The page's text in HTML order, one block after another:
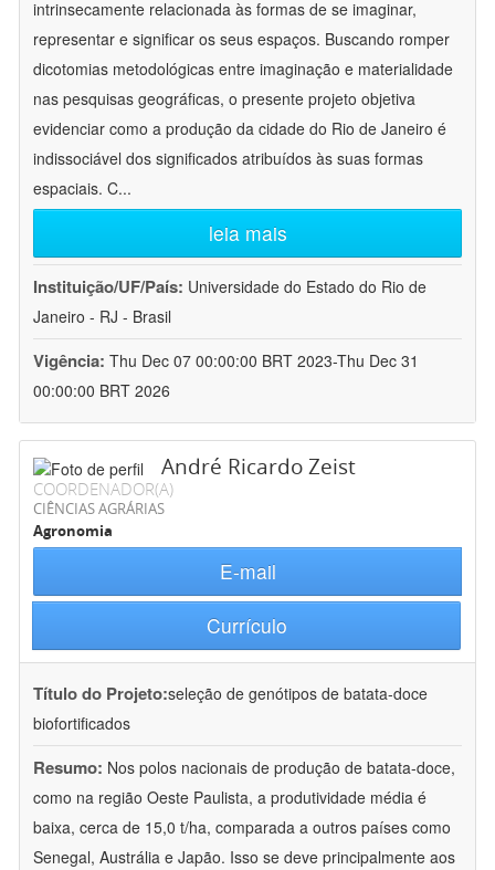
intrinsecamente relacionada às formas de se imaginar,
representar e significar os seus espaços. Buscando romper
dicotomias metodológicas entre imaginação e materialidade
nas pesquisas geográficas, o presente projeto objetiva
evidenciar como a produção da cidade do Rio de Janeiro é
indissociável dos significados atribuídos às suas formas
espaciais. C...
leia mais
Instituição/UF/País: Universidade do Estado do Rio de
Janeiro - RJ - Brasil
Vigência: Thu Dec 07 00:00:00 BRT 2023-Thu Dec 31
00:00:00 BRT 2026
André Ricardo Zeist
COORDENADOR(A)
CIÊNCIAS AGRÁRIAS
Agronomia
E-mail
Currículo
Título do Projeto:seleção de genótipos de batata-doce
biofortificados
Resumo: Nos polos nacionais de produção de batata-doce,
como na região Oeste Paulista, a produtividade média é
baixa, cerca de 15,0 t/ha, comparada a outros países como
Senegal, Austrália e Japão. Isso se deve principalmente aos